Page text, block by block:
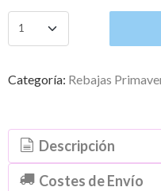
Categoría: Rebajas
Descripción
Costes de Envío